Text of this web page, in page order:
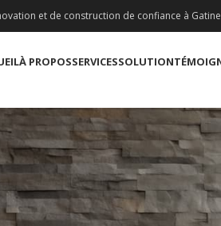
et de construction de confiance à
À PROPOSSERVICESSOLUTION